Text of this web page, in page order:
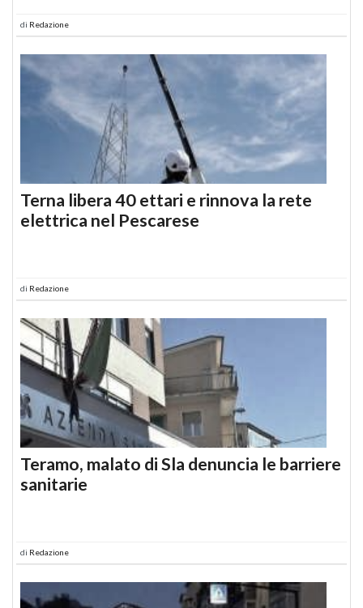
di Redazione
Terna libera 40 ettari e rinnova la rete
elettrica nel Pescarese
di Redazione
Teramo, malato di Sla denuncia le barriere
sanitarie
di Redazione